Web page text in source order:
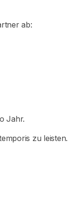
ab:
Jahr.
zu leisten.